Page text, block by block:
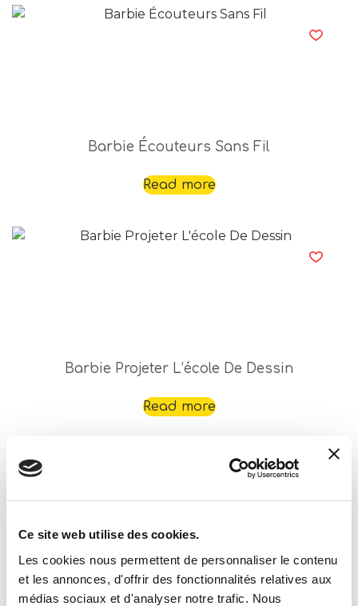
Ce site web utilise des cookies.
Les cookies nous permettent de personnaliser le contenu
et les annonces, d'offrir des fonctionnalités relatives aux
médias sociaux et d'analyser notre trafic. Nous
Barbie Écouteurs Sans Fil
Read more
Barbie Projeter L’école De Dessin
Read more
Barbie Atelier Tendance Avec Doll